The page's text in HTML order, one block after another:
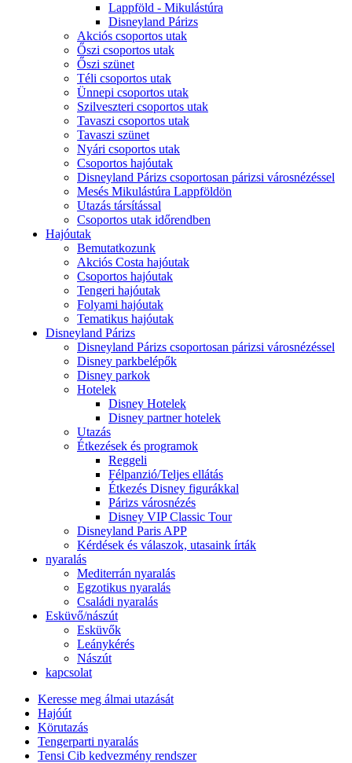
Lappföld - Mikulástúra
Disneyland Párizs
Akciós csoportos utak
Őszi csoportos utak
Őszi szünet
Téli csoportos utak
Ünnepi csoportos utak
Szilveszteri csoportos utak
Tavaszi csoportos utak
Tavaszi szünet
Nyári csoportos utak
Csoportos hajóutak
Disneyland Párizs csoportosan párizsi városnézéssel
Mesés Mikulástúra Lappföldön
Utazás társítással
Csoportos utak időrendben
Hajóutak
Bemutatkozunk
Akciós Costa hajóutak
Csoportos hajóutak
Tengeri hajóutak
Folyami hajóutak
Tematikus hajóutak
Disneyland Párizs
Disneyland Párizs csoportosan párizsi városnézéssel
Disney parkbelépők
Disney parkok
Hotelek
Disney Hotelek
Disney partner hotelek
Utazás
Étkezések és programok
Reggeli
Félpanzió/Teljes ellátás
Étkezés Disney figurákkal
Párizs városnézés
Disney VIP Classic Tour
Disneyland Paris APP
Kérdések és válaszok, utasaink írták
nyaralás
Mediterrán nyaralás
Egzotikus nyaralás
Családi nyaralás
Esküvő/nászút
Esküvők
Leánykérés
Nászút
kapcsolat
Keresse meg álmai utazását
Hajóút
Körutazás
Tengerparti nyaralás
Tensi Cib kedvezmény rendszer